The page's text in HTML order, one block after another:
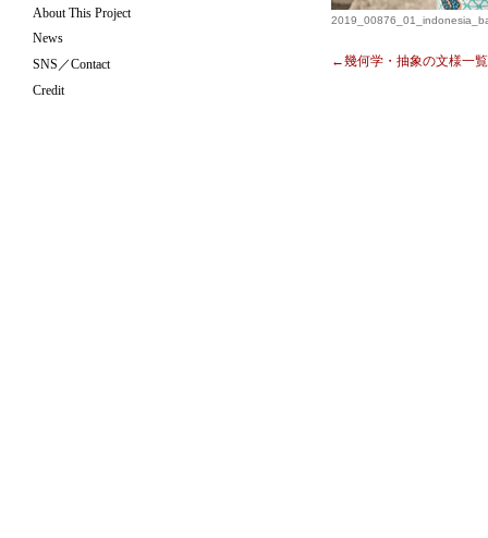
About This Project
News
SNS／Contact
Credit
←幾何学・抽象の文様一